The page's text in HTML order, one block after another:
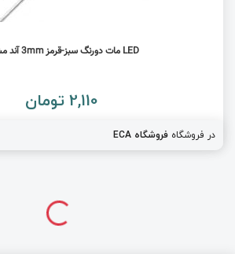
LED مات دورنگ سبز-قرمز 3mm آند مشترک
2,110 تومان
در فروشگاه فروشگاه ECA